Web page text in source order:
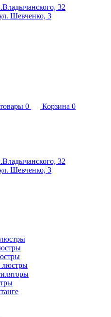
32
Шевченко, 3
0 Корзина 0
32
Шевченко, 3
люстры